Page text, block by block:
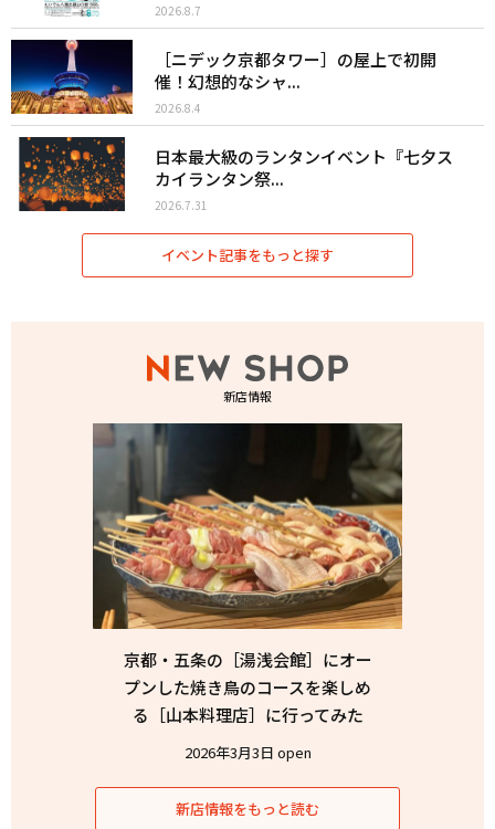
2026.8.7
［ニデック京都タワー］の屋上で初開
催！幻想的なシャ...
2026.8.4
日本最大級のランタンイベント『七夕ス
カイランタン祭...
2026.7.31
イベント記事をもっと探す
新店情報
京都・五条の［湯浅会館］にオー
プンした焼き鳥のコースを楽しめ
る［山本料理店］に行ってみた
2026年3月3日 open
新店情報をもっと読む